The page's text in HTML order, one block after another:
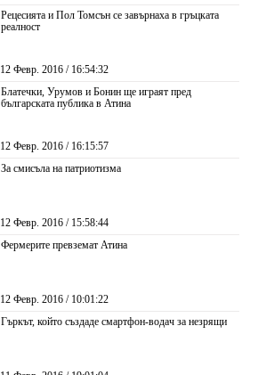
Рецесията и Пол Томсън се завърнаха в гръцката
реалност
12 Февр. 2016 / 16:54:32
Блатечки, Урумов и Бонин ще играят пред
българската публика в Атина
12 Февр. 2016 / 16:15:57
За смисъла на патриотизма
12 Февр. 2016 / 15:58:44
Фермерите превземат Атина
12 Февр. 2016 / 10:01:22
Гъркът, който създаде смартфон-водач за незрящи